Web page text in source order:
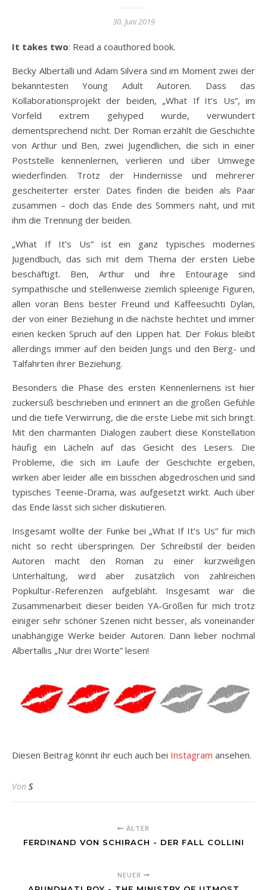
30. Juni 2019
It takes two: Read a coauthored book.
Becky Albertalli und Adam Silvera sind im Moment zwei der
bekanntesten Young Adult Autoren. Dass das
Kollaborationsprojekt der beiden, „What If It’s Us”, im
Vorfeld extrem gehyped wurde, verwundert
dementsprechend nicht. Der Roman erzählt die Geschichte
von Arthur und Ben, zwei Jugendlichen, die sich in einer
Poststelle kennenlernen, verlieren und über Umwege
wiederfinden. Trotz der Hindernisse und mehrerer
gescheiterter erster Dates finden die beiden als Paar
zusammen – doch das Ende des Sommers naht, und mit
ihm die Trennung der beiden.
„What If It’s Us” ist ein ganz typisches modernes
Jugendbuch, das sich mit dem Thema der ersten Liebe
beschäftigt. Ben, Arthur und ihre Entourage sind
sympathische und stellenweise ziemlich spleenige Figuren,
allen voran Bens bester Freund und Kaffeesuchti Dylan,
der von einer Beziehung in die nächste hechtet und immer
einen kecken Spruch auf den Lippen hat. Der Fokus bleibt
allerdings immer auf den beiden Jungs und den Berg- und
Talfahrten ihrer Beziehung.
Besonders die Phase des ersten Kennenlernens ist hier
zuckersüß beschrieben und erinnert an die großen Gefühle
und die tiefe Verwirrung, die die erste Liebe mit sich bringt.
Mit den charmanten Dialogen zaubert diese Konstellation
häufig ein Lächeln auf das Gesicht des Lesers. Die
Probleme, die sich im Laufe der Geschichte ergeben,
wirken aber leider alle ein bisschen abgedroschen und sind
typisches Teenie-Drama, was aufgesetzt wirkt. Auch über
das Ende lässt sich sicher diskutieren.
Insgesamt wollte der Funke bei „What If It’s Us” für mich
nicht so recht überspringen. Der Schreibstil der beiden
Autoren macht den Roman zu einer kurzweiligen
Unterhaltung, wird aber zusätzlich von zahlreichen
Popkultur-Referenzen aufgebläht. Insgesamt war die
Zusammenarbeit dieser beiden YA-Größen für mich trotz
einiger sehr schöner Szenen nicht besser, als voneinander
unabhängige Werke beider Autoren. Dann lieber nochmal
Albertallis „Nur drei Worte” lesen!
Diesen Beitrag könnt ihr euch auch bei Instagram ansehen.
Von S
ÄLTER
FERDINAND VON SCHIRACH - DER FALL COLLINI
NEUER